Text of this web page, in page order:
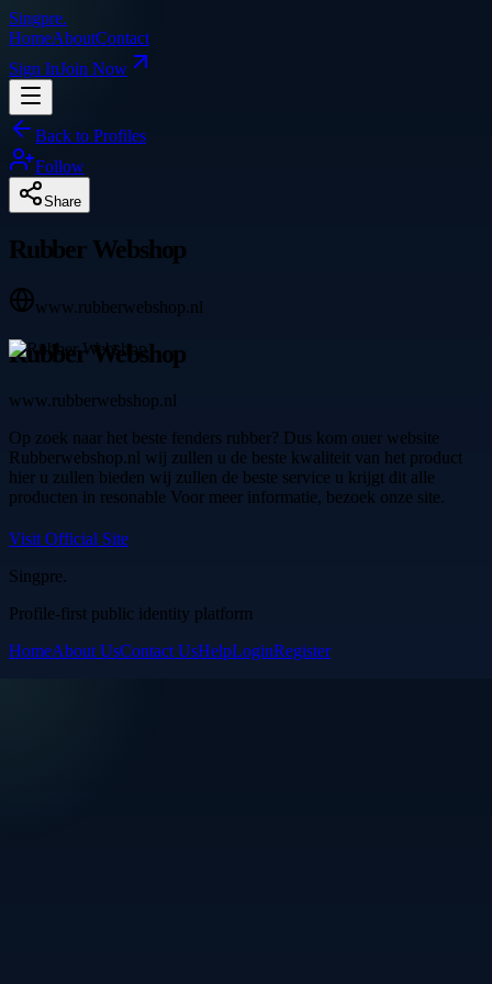
Singpre.
HomeAboutContact
Sign InJoin Now
Back to Profiles
Follow
Share
Rubber Webshop
www.rubberwebshop.nl
Rubber Webshop
www.rubberwebshop.nl
Op zoek naar het beste fenders rubber? Dus kom ouer website
Rubberwebshop.nl wij zullen u de beste kwaliteit van het product
hier u zullen bieden wij zullen de beste service u krijgt dit alle
producten in resonable Voor meer informatie, bezoek onze site.
Visit Official Site
Singpre.
Profile-first public identity platform
HomeAbout UsContact UsHelpLoginRegister